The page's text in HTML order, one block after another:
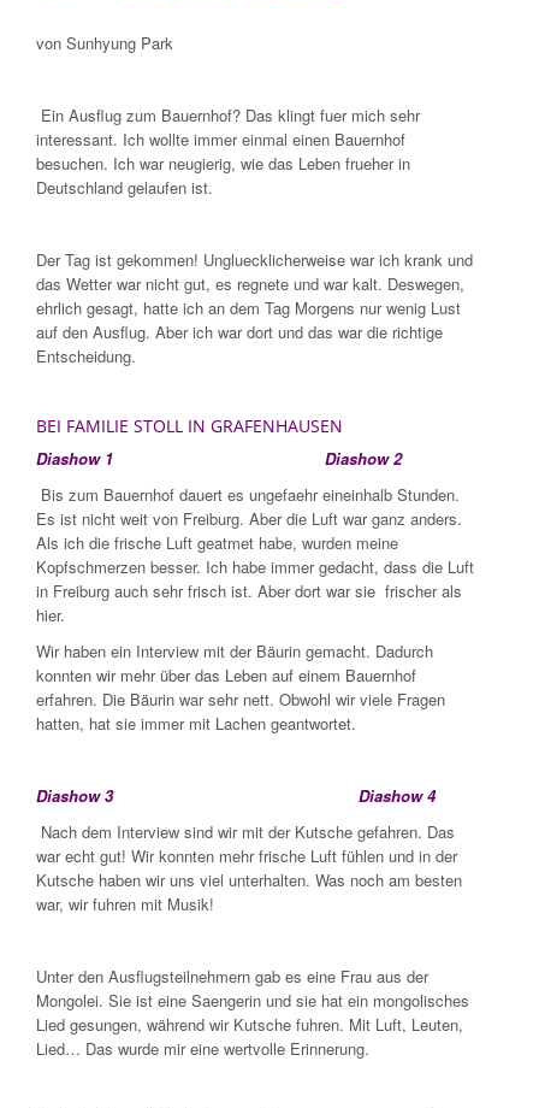
von Sunhyung Park
Ein Ausflug zum Bauernhof? Das klingt fuer mich sehr
interessant. Ich wollte immer einmal einen Bauernhof
besuchen. Ich war neugierig, wie das Leben frueher in
Deutschland gelaufen ist.
Der Tag ist gekommen! Ungluecklicherweise war ich krank und
das Wetter war nicht gut, es regnete und war kalt. Deswegen,
ehrlich gesagt, hatte ich an dem Tag Morgens nur wenig Lust
auf den Ausflug. Aber ich war dort und das war die richtige
Entscheidung.
BEI FAMILIE STOLL IN GRAFENHAUSEN
Diashow 1
Diashow 2
Bis zum Bauernhof dauert es ungefaehr eineinhalb Stunden.
Es ist nicht weit von Freiburg. Aber die Luft war ganz anders.
Als ich die frische Luft geatmet habe, wurden meine
Kopfschmerzen besser. Ich habe immer gedacht, dass die Luft
in Freiburg auch sehr frisch ist. Aber dort war sie frischer als
hier.
Wir haben ein Interview mit der Bäurin gemacht. Dadurch
konnten wir mehr über das Leben auf einem Bauernhof
erfahren. Die Bäurin war sehr nett. Obwohl wir viele Fragen
hatten, hat sie immer mit Lachen geantwortet.
Diashow 3
Diashow 4
Nach dem Interview sind wir mit der Kutsche gefahren. Das
war echt gut! Wir konnten mehr frische Luft fühlen und in der
Kutsche haben wir uns viel unterhalten. Was noch am besten
war, wir fuhren mit Musik!
Unter den Ausflugsteilnehmern gab es eine Frau aus der
Mongolei. Sie ist eine Saengerin und sie hat ein mongolisches
Lied gesungen, während wir Kutsche fuhren. Mit Luft, Leuten,
Lied… Das wurde mir eine wertvolle Erinnerung.